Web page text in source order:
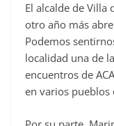
El alcalde de Villa
otro año más
Podemos
localidad una de
encuentros de
en varios pueblos